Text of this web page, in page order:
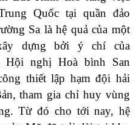
Quốc tại quần đảo
Sa là hệ quả của một
dựng bởi ý chí của
Hội nghị Hoà bình San
thiết lập hạm đội hải
tham gia chỉ huy vùng
Từ đó cho tới nay, hệ